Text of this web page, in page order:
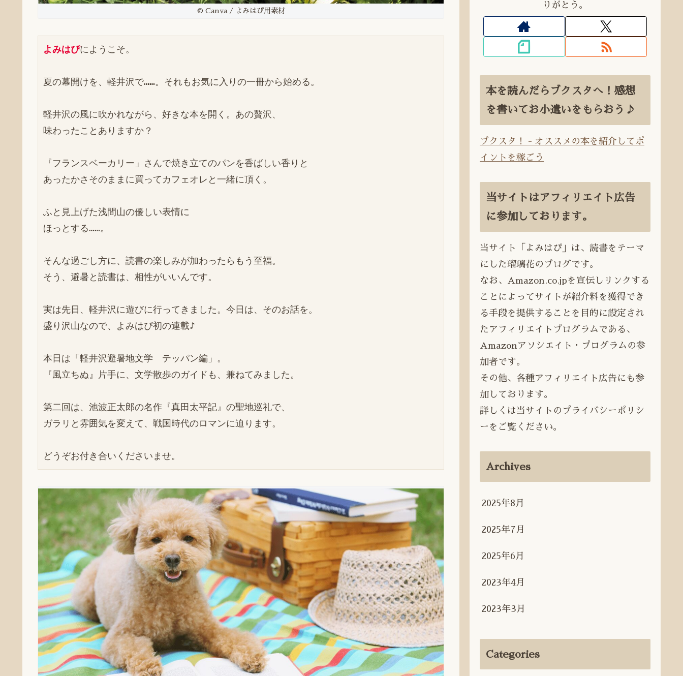
© Canva / よみはぴ用素材
よみはぴにようこそ。
夏の幕開けを、軽井沢で……。それもお気に入りの一冊から始める。
軽井沢の風に吹かれながら、好きな本を開く。あの贅沢、
味わったことありますか？
『フランスベーカリー」さんで焼き立てのパンを香ばしい香りと
あったかさそのままに買ってカフェオレと一緒に頂く。
ふと見上げた浅間山の優しい表情に
ほっとする……。
そんな過ごし方に、読書の楽しみが加わったらもう至福。
そう、避暑と読書は、相性がいいんです。
実は先日、軽井沢に遊びに行ってきました。今日は、そのお話を。
盛り沢山なので、よみはぴ初の連載♪
本日は「軽井沢避暑地文学　テッパン編」。
『風立ちぬ』片手に、文学散歩のガイドも、兼ねてみました。
第二回は、池波正太郎の名作『真田太平記』の聖地巡礼で、
ガラリと雰囲気を変えて、戦国時代のロマンに迫ります。
どうぞお付き合いくださいませ。
りがとう。
本を読んだらブクスタへ！感想
を書いてお小遣いをもらおう♪
ブクスタ！ - オススメの本を紹介してポ
イントを稼ごう
当サイトはアフィリエイト広告
に参加しております。
当サイト「よみはぴ」は、読書をテーマ
にした瑠璃花のブログです。
なお、Amazon.co.jpを宣伝しリンクする
ことによってサイトが紹介料を獲得でき
る手段を提供することを目的に設定され
たアフィリエイトプログラムである、
Amazonアソシエイト・プログラムの参
加者です。
その他、各種アフィリエイト広告にも参
加しております。
詳しくは当サイトのプライバシーポリシ
ーをご覧ください。
Archives
2025年8月
2025年7月
2025年6月
2023年4月
2023年3月
Categories